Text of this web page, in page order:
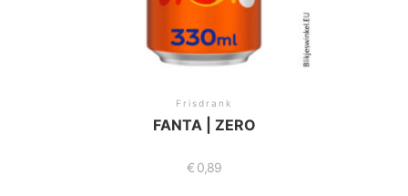
Frisdrank
FANTA | ZERO
€ 0,89